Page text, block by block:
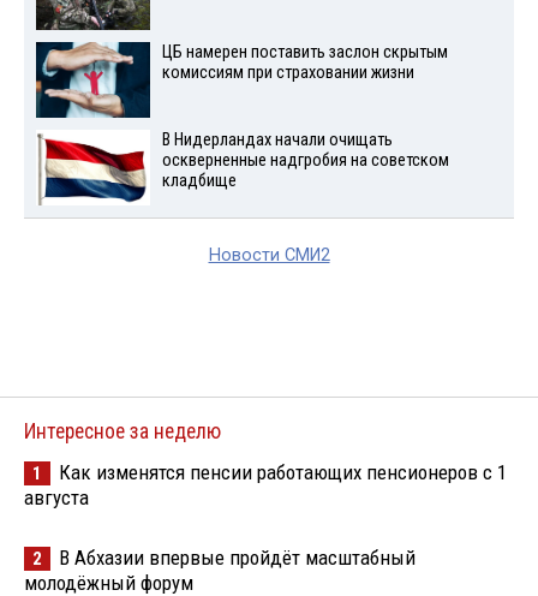
ЦБ намерен поставить заслон скрытым
комиссиям при страховании жизни
В Нидерландах начали очищать
оскверненные надгробия на советском
кладбище
Новости СМИ2
Интересное за неделю
1
Как изменятся пенсии работающих пенсионеров с 1
августа
2
В Абхазии впервые пройдёт масштабный
молодёжный форум